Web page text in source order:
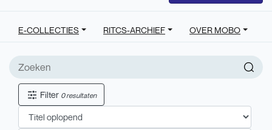
E-COLLECTIES RITCS-ARCHIEF OVER MOBO
Filter 0 resultaten